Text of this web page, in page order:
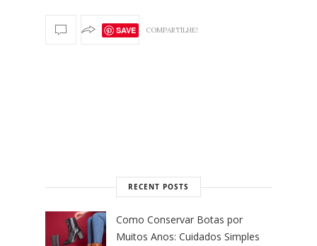
SAVE COMPARTILHE!
RECENT POSTS
Como Conservar Botas por
Muitos Anos: Cuidados Simples